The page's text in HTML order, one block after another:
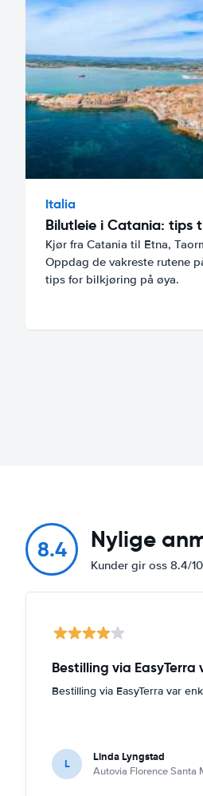
Italia
Bilutleie i Catania: tips
Kjør fra Catania til Etna,
Oppdag de vakreste rutene
tips for bilkjøring på øya.
8.4 Nylige
Kunder gir oss 8.4/
Bestilling via EasyTerra
Bestilling via EasyTerra var
L Linda Lyngstad
Autovia Florence Santa